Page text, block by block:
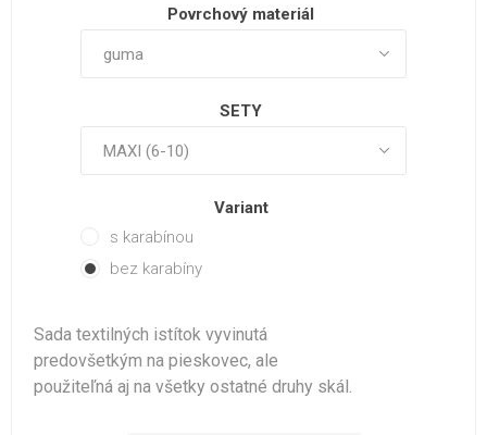
Povrchový materiál
SETY
Variant
s karabínou
bez karabíny
Sada textilných istítok vyvinutá
predovšetkým na pieskovec, ale
použiteľná aj na všetky ostatné druhy skál.